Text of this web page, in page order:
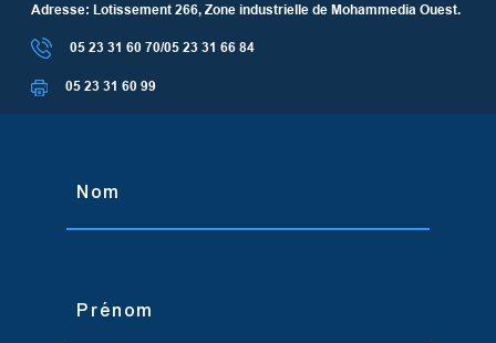
Adresse: Lotissement 266, Zone industrielle de Mohammedia Ouest.
05 23 31 60 70/05 23 31 66 84
05 23 31 60 99